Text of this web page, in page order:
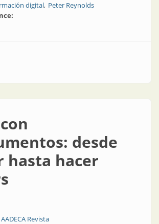
digital Peter Reynolds
Todo lo que pasó en la Semana de Control
desde
hasta hacer
AADECA Revista